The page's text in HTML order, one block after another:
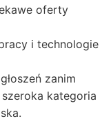
oferty
i technologie
zanim
kategoria